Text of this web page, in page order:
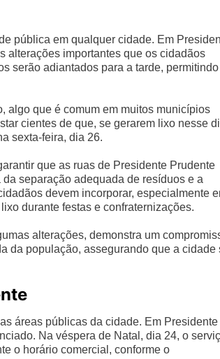
pública em qualquer cidade. Em
alterações importantes que os cidadãos
serão adiantados para a tarde, permitindo
algo que é comum em muitos municípios
cientes de que, se gerarem lixo nesse
sexta-feira, dia 26.
que as ruas de Presidente Prudente
separação adequada de resíduos e a
devem incorporar, especialmente
durante festas e confraternizações.
alterações, demonstra um
da população, assegurando que a cidade
áreas públicas da cidade. Em Presidente
Na véspera de Natal, dia 24, o
o horário comercial, conforme o